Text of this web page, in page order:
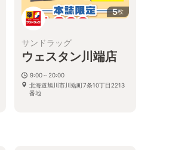
5枚
サンドラッグ
ウェスタン川端店
9:00～20:00
北海道旭川市川端町7条10丁目2213
番地